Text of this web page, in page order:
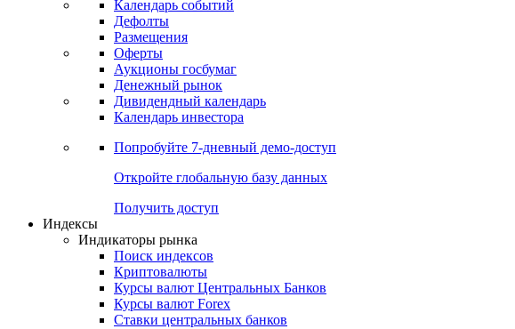
Календарь событий
Дефолты
Размещения
Оферты
Аукционы госбумаг
Денежный рынок
Дивидендный календарь
Календарь инвестора
Попробуйте 7-дневный демо-доступ
Откройте глобальную базу данных
Получить доступ
Индексы
Индикаторы рынка
Поиск индексов
Криптовалюты
Курсы валют Центральных Банков
Курсы валют Forex
Ставки центральных банков